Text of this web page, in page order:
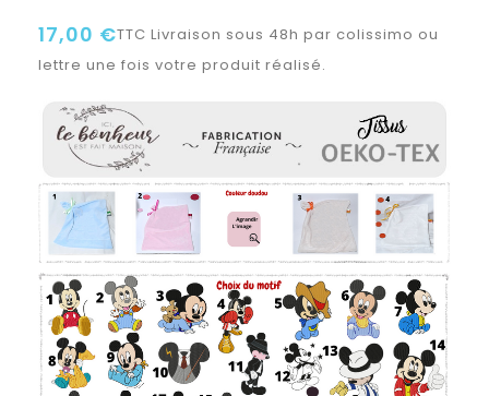
17,00 €TTC Livraison sous 48h par colissimo ou
lettre une fois votre produit réalisé.